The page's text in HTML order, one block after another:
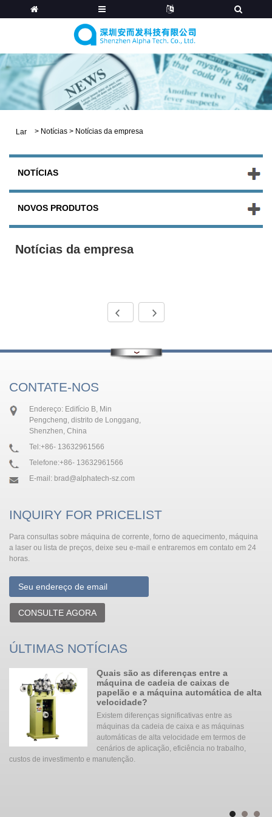
Lar > Notícias > Notícias da empresa
NOTÍCIAS
NOVOS PRODUTOS
Notícias da empresa
CONTATE-NOS
Endereço: Edifício B, Min
Pengcheng, distrito de Longgang,
Shenzhen, China
Tel:+86- 13632961566
Telefone:+86- 13632961566
E-mail: brad@alphatech-sz.com
INQUIRY FOR PRICELIST
Para consultas sobre máquina de corrente, forno de aquecimento, máquina
a laser ou lista de preços, deixe seu e-mail e entraremos em contato em 24
horas.
CONSULTE AGORA
ÚLTIMAS NOTÍCIAS
Quais são as diferenças entre a
máquina de cadeia de caixas de
papelão e a máquina automática de alta
velocidade?
Existem diferenças significativas entre as
máquinas da cadeia de caixa e as máquinas
automáticas de alta velocidade em termos de
cenários de aplicação, eficiência no trabalho,
custos de investimento e manutenção. ‌‌